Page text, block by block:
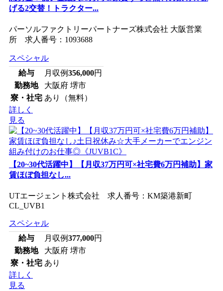
げる2交替！トラクター...
パーソルファクトリーパートナーズ株式会社 大阪営業
所 求人番号：1093688
スペシャル
給与
月収例356,000円
勤務地
大阪府 堺市
寮・社宅 あり（無料）
詳しく
見る
【20~30代活躍中】【月収37万円可×社宅費6万円補助】家
賃ほぼ負担なし...
UTエージェント株式会社 求人番号：KM築港新町
CL_UVB1
スペシャル
給与
月収例377,000円
勤務地
大阪府 堺市
寮・社宅 あり
詳しく
見る